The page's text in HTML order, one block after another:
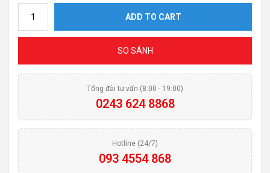
ADD TO CART
SO SÁNH
Tổng đài tư vấn (8:00 - 19:00)
0243 624 8868
Hotline (24/7)
093 4554 868